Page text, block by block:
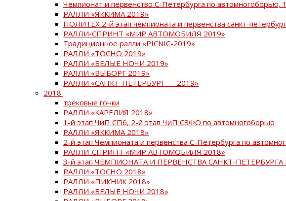
Чемпионат и первенство С-Петербурга по автомногоборью,
РАЛЛИ «ЯККИМА 2019»
ПОЛИТЕХ 2-й этап чемпионата и первенства санкт-
РАЛЛИ-СПРИНТ «МИР АВТОМОБИЛЯ 2019»
Традиционное ралли «PICNIC-2019»
РАЛЛИ «ТОСНО 2019»
РАЛЛИ «БЕЛЫЕ НОЧИ 2019»
РАЛЛИ «ВЫБОРГ 2019»
РАЛЛИ «САНКТ-ПЕТЕРБУРГ — 2019»
2018
трековые гонки
РАЛЛИ «КАРЕЛИЯ 2018»
1-й этап ЧиП СПб, 2-й этап ЧиП СЗФО по автомногоборью
РАЛЛИ «ЯККИМА 2018»
2-й этап Чемпионата и первенства С-Петербурга по
РАЛЛИ-СПРИНТ «МИР АВТОМОБИЛЯ 2018»
3-й этап ЧЕМПИОНАТА И ПЕРВЕНСТВА САНКТ-
РАЛЛИ «ТОСНО 2018»
РАЛЛИ «ПИКНИК 2018»
РАЛЛИ «БЕЛЫЕ НОЧИ 2018»